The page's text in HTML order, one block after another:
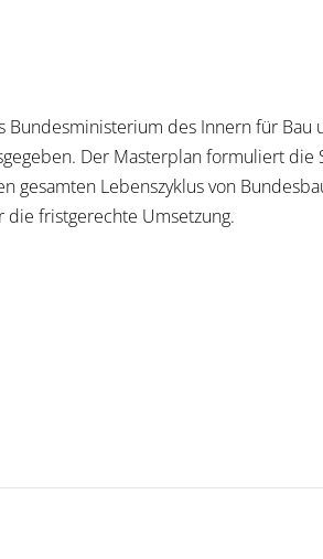
Bundesministerium des Innern für
Der Masterplan formuliert
gesamten Lebenszyklus von
fristgerechte Umsetzung.